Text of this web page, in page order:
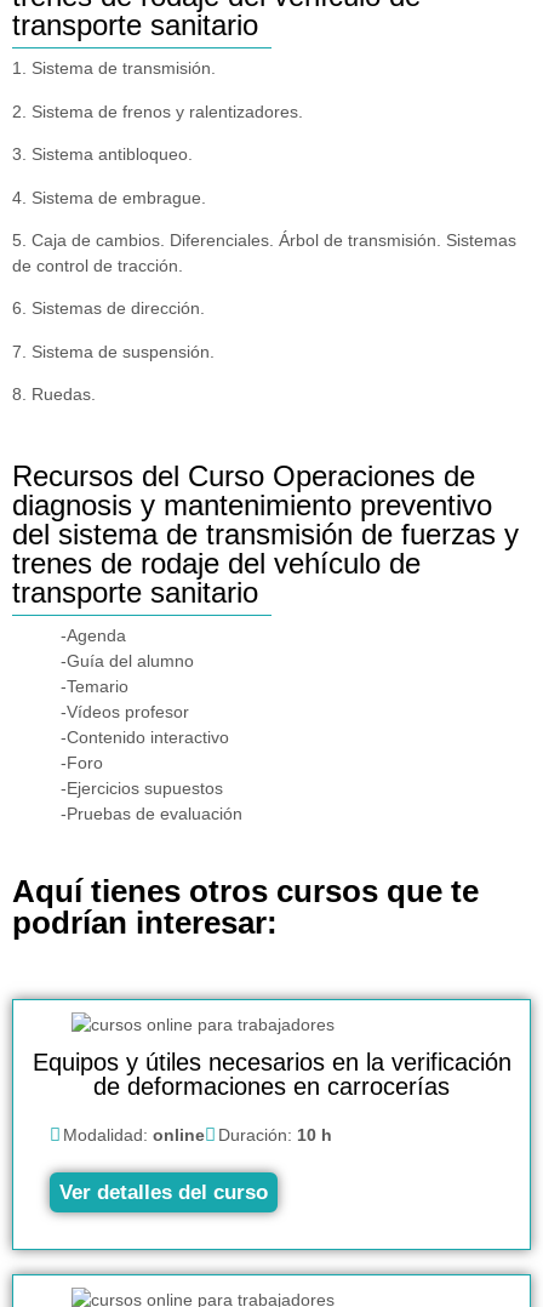
transporte sanitario
1. Sistema de transmisión.
2. Sistema de frenos y ralentizadores.
3. Sistema antibloqueo.
4. Sistema de embrague.
5. Caja de cambios. Diferenciales. Árbol de transmisión. Sistemas
de control de tracción.
6. Sistemas de dirección.
7. Sistema de suspensión.
8. Ruedas.
Recursos del Curso Operaciones de
diagnosis y mantenimiento preventivo
del sistema de transmisión de fuerzas y
trenes de rodaje del vehículo de
transporte sanitario
-Agenda
-Guía del alumno
-Temario
-Vídeos profesor
-Contenido interactivo
-Foro
-Ejercicios supuestos
-Pruebas de evaluación
Aquí tienes otros cursos que te
podrían interesar:
Equipos y útiles necesarios en la verificación
de deformaciones en carrocerías
Modalidad: online Duración: 10 h
Ver detalles del curso